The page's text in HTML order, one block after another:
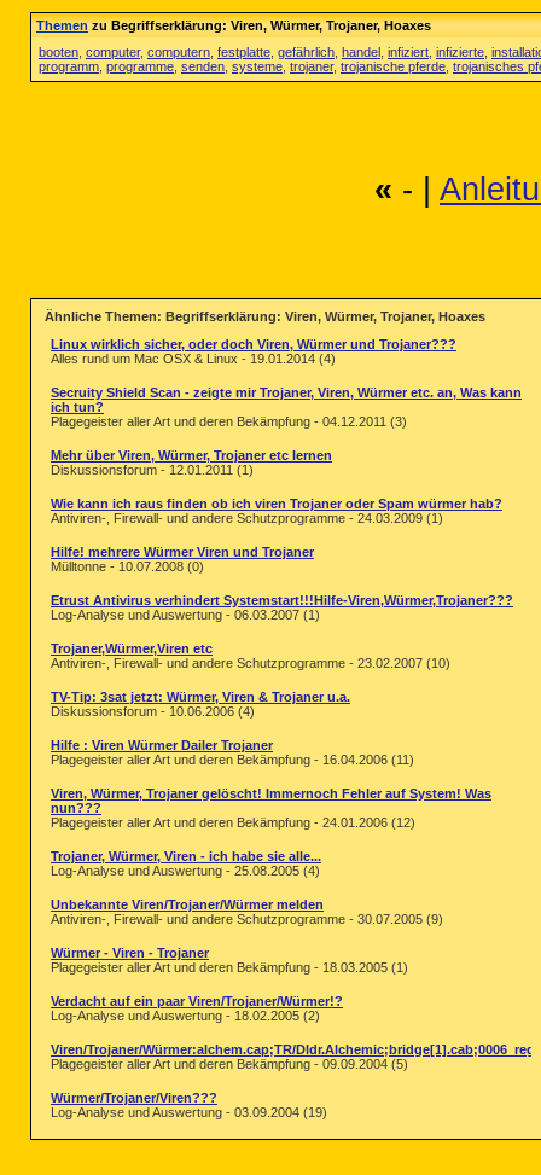
Themenzu Begriffserklärung: Viren, Würmer, Trojaner, Hoaxes
booten computer, computern festplatte gefährlich handel infiziert infizierte
programm programme senden systeme trojaner, trojanische pferde trojanisches
« - |
Ähnliche Themen: Begriffserklärung: Viren, Würmer, Trojaner, Hoaxes
Linux wirklich sicher, oder doch Viren, Würmer und Trojaner???
Alles rund um Mac OSX & Linux - 19.01.2014 (4)
Secruity Shield Scan - zeigte mir Trojaner, Viren, Würmer etc. an, Was kann
ich tun?
Plagegeister aller Art und deren Bekämpfung - 04.12.2011 (3)
Mehr über Viren, Würmer, Trojaner etc lernen
Diskussionsforum - 12.01.2011 (1)
Wie kann ich raus finden ob ich viren Trojaner oder Spam würmer hab?
Antiviren-, Firewall- und andere Schutzprogramme - 24.03.2009 (1)
Hilfe! mehrere Würmer Viren und Trojaner
Mülltonne - 10.07.2008 (0)
Etrust Antivirus verhindert Systemstart!!!Hilfe-Viren,Würmer,Trojaner???
Log-Analyse und Auswertung - 06.03.2007 (1)
Trojaner,Würmer,Viren etc
Antiviren-, Firewall- und andere Schutzprogramme - 23.02.2007 (10)
TV-Tip: 3sat jetzt: Würmer, Viren & Trojaner u.a.
Diskussionsforum - 10.06.2006 (4)
Hilfe : Viren Würmer Dailer Trojaner
Plagegeister aller Art und deren Bekämpfung - 16.04.2006 (11)
Viren, Würmer, Trojaner gelöscht! Immernoch Fehler auf System! Was
nun???
Plagegeister aller Art und deren Bekämpfung - 24.01.2006 (12)
Trojaner, Würmer, Viren - ich habe sie alle...
Log-Analyse und Auswertung - 25.08.2005 (4)
Unbekannte Viren/Trojaner/Würmer melden
Antiviren-, Firewall- und andere Schutzprogramme - 30.07.2005 (9)
Würmer - Viren - Trojaner
Plagegeister aller Art und deren Bekämpfung - 18.03.2005 (1)
Verdacht auf ein paar Viren/Trojaner/Würmer!?
Log-Analyse und Auswertung - 18.02.2005 (2)
Viren/Trojaner/Würmer:alchem.cap;TR/
Plagegeister aller Art und deren Bekämpfung - 09.09.2004 (5)
Würmer/Trojaner/Viren???
Log-Analyse und Auswertung - 03.09.2004 (19)